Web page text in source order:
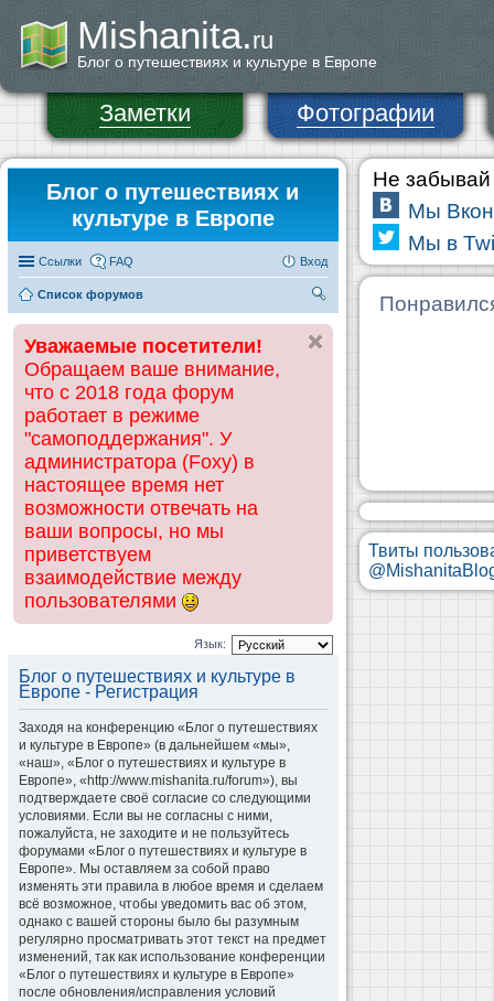
Mishanita.ru
Блог о путешествиях и культуре в Европе
Заметки Фотографии
Блог о путешествиях и
культуре в Европе
Ссылки FAQ Вход
Список форумов
ск
Уважаемые посетители!
Обращаем ваше внимание,
что с 2018 года форум
работает в режиме
"самоподдержания". У
администратора (Foxy) в
настоящее время нет
возможности отвечать на
ваши вопросы, но мы
приветствуем
взаимодействие между
пользователями
Язык:
Блог о путешествиях и культуре в
Европе - Регистрация
Заходя на конференцию «Блог о путешествиях
и культуре в Европе» (в дальнейшем «мы»,
«наш», «Блог о путешествиях и культуре в
Европе», «http://www.mishanita.ru/forum»), вы
подтверждаете своё согласие со следующими
условиями. Если вы не согласны с ними,
пожалуйста, не заходите и не пользуйтесь
форумами «Блог о путешествиях и культуре в
Европе». Мы оставляем за собой право
изменять эти правила в любое время и сделаем
всё возможное, чтобы уведомить вас об этом,
однако с вашей стороны было бы разумным
регулярно просматривать этот текст на предмет
изменений, так как использование конференции
«Блог о путешествиях и культуре в Европе»
после обновления/исправления условий
Не забывай
Мы
Мы в
Твиты